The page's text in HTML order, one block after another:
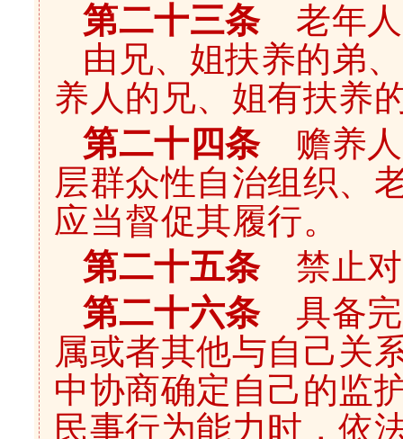
第二十三条老年人
由兄、姐扶养的弟
养人的兄、姐有扶养
第二十四条赡养人
层群众性自治组织、
应当督促其履行。
第二十五条禁止对
第二十六条具备完
属或者其他与自己关
中协商确定自己的监
民事行为能力时，依